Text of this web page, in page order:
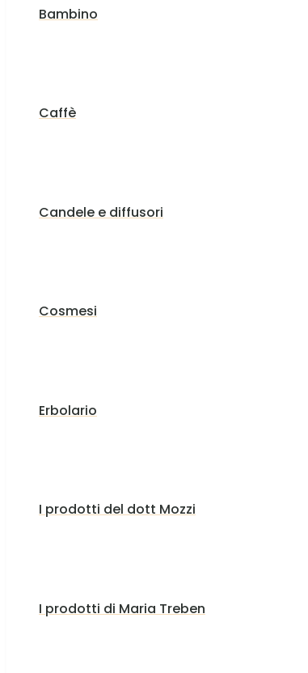
Bambino
Caffè
Candele e diffusori
Cosmesi
Erbolario
I prodotti del dott Mozzi
I prodotti di Maria Treben